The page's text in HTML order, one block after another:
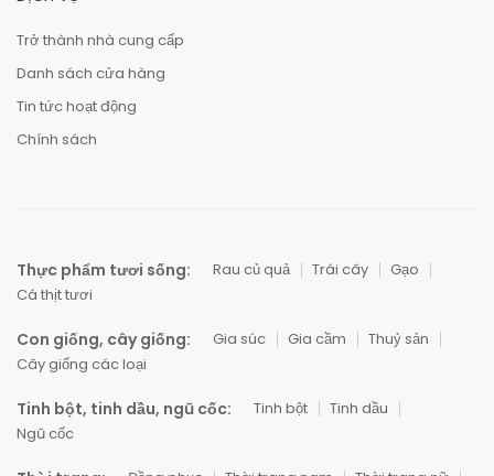
Trở thành nhà cung cấp
Danh sách cửa hàng
Tin tức hoạt động
Chính sách
Thực phẩm tươi sống: Rau củ quả Trái cây
Gạo
Cá thịt tươi
Con giống, cây giống: Gia súc Gia cầm
Thuỷ sản
Cây giống các loại
Tinh bột, tinh dầu, ngũ cốc: Tinh bột
Tinh dầu
Ngũ cốc